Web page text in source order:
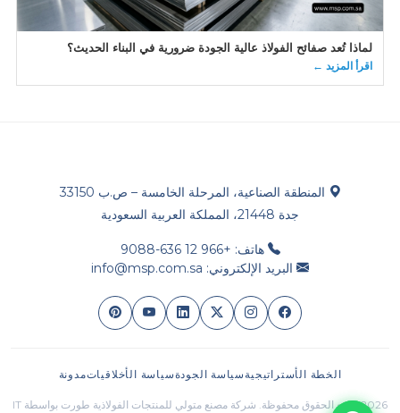
لماذا تُعد صفائح الفولاذ عالية الجودة ضرورية في البناء الحديث؟
اقرأ المزيد ←
المنطقة الصناعية، المرحلة الخامسة – ص.ب 33150
جدة 21448، المملكة العربية السعودية
هاتف: +966 12 636-9088
البريد الإلكتروني: info@msp.com.sa
الخطة الأستراتيجية سياسة الجودةسياسة الأخلاقياتمدونة
2026 جميع الحقوق محفوظة. شركة مصنع متولي للمنتجات الفولاذية طورت بواسطة IT